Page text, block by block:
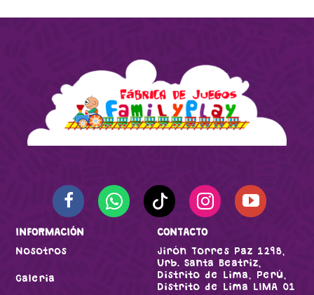
INFORMACIÓN
Nosotros
Galeria
CONTACTO
Jirón Torres Paz 1298,
Urb. Santa Beatriz,
Distrito de Lima, Perú,
Distrito de Lima LIMA 01